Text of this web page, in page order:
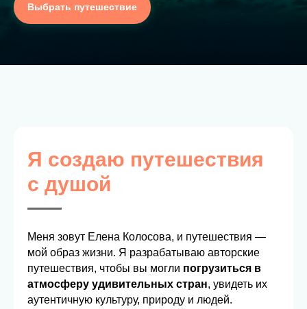
Выбрать путешествие
Я создаю путешествия
с душой
Меня зовут Елена Колосова, и путешествия —
мой образ жизни. Я разрабатываю авторские
путешествия, чтобы вы могли погрузиться в
атмосферу удивительных стран, увидеть их
аутентичную культуру, природу и людей.